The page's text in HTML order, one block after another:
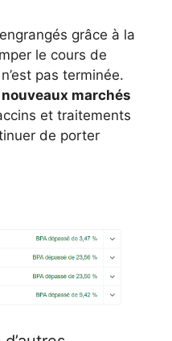
grâce à la
le cours de
pas terminée.
marchés
et traitements
de porter